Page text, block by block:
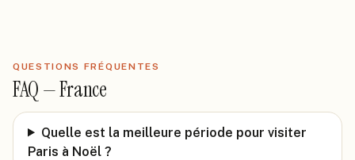
QUESTIONS FRÉQUENTES
FAQ —France
Quelle est la meilleure période pour visiter
Paris à Noël ?